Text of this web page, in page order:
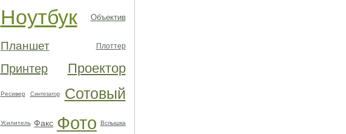
Ноутбук Объектив
Планшет Плоттер
Принтер Проектор
Ресивер Синтезатор Сотовый
Усилитель Факс Фото Вспышка